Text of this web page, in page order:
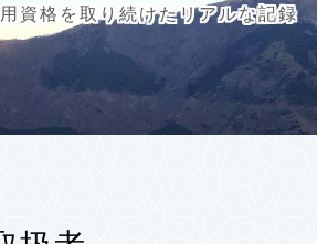
資格を取り続けたリアルな記録